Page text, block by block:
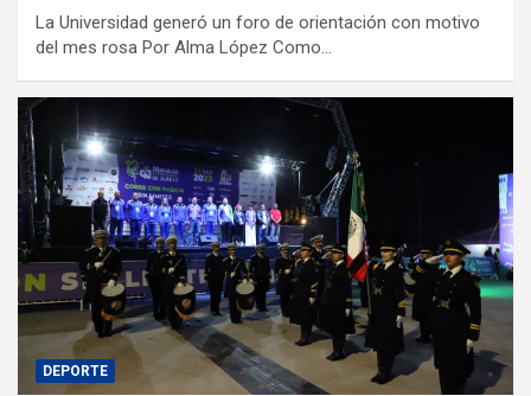
La Universidad generó un foro de orientación con motivo
del mes rosa Por Alma López Como…
DEPORTE